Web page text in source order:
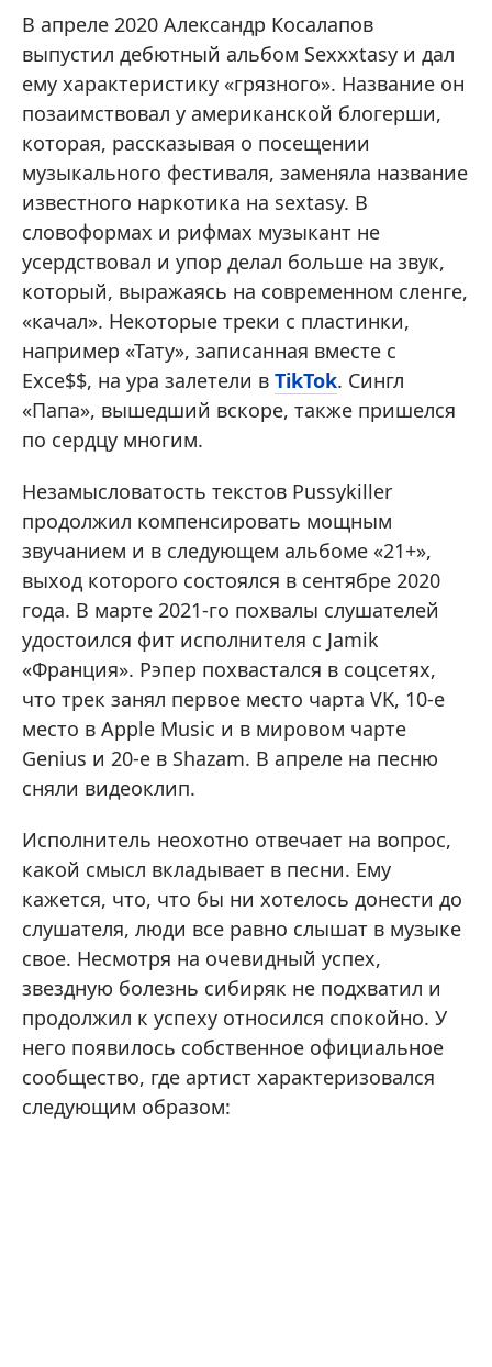
В апреле 2020 Александр Косалапов
выпустил дебютный альбом Sexxxtasy и дал
ему характеристику «грязного». Название он
позаимствовал у американской блогерши,
которая, рассказывая о посещении
музыкального фестиваля, заменяла название
известного наркотика на sextasy. В
словоформах и рифмах музыкант не
усердствовал и упор делал больше на звук,
который, выражаясь на современном сленге,
«качал». Некоторые треки с пластинки,
например «Тату», записанная вместе с
Exce$$, на ура залетели в TikTok. Сингл
«Папа», вышедший вскоре, также пришелся
по сердцу многим.
Незамысловатость текстов Pussykiller
продолжил компенсировать мощным
звучанием и в следующем альбоме «21+»,
выход которого состоялся в сентябре 2020
года. В марте 2021-го похвалы слушателей
удостоился фит исполнителя с Jamik
«Франция». Рэпер похвастался в соцсетях,
что трек занял первое место чарта VK, 10-е
место в Apple Music и в мировом чарте
Genius и 20-е в Shazam. В апреле на песню
сняли видеоклип.
Исполнитель неохотно отвечает на вопрос,
какой смысл вкладывает в песни. Ему
кажется, что, что бы ни хотелось донести до
слушателя, люди все равно слышат в музыке
свое. Несмотря на очевидный успех,
звездную болезнь сибиряк не подхватил и
продолжил к успеху относился спокойно. У
него появилось собственное официальное
сообщество, где артист характеризовался
следующим образом: